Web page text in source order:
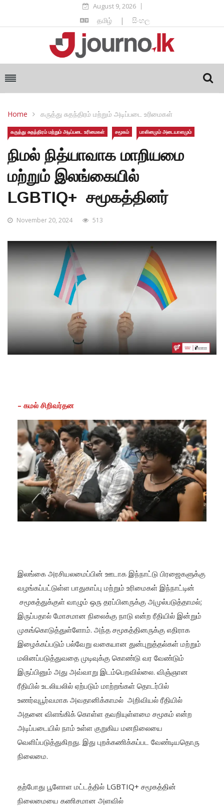
August 9, 2026
தமிழ் | සිංහල
Home கருத்து சுதந்திரம் மற்றும் அடிப்படை உரிமைகள்
கருத்து சுதந்திரம் மற்றும் அடிப்படை உரிமைகள் சமூகம் பாலினமும் அடையாளமும்
நிமல் நித்யாவாக மாறியமை
மற்றும் இலங்கையில்
LGBTIQ+ சமூகத்தினர்
November 20, 2024 513
– கமல் சிறிவர்தன
இலங்கை அரசியலமைப்பின் ஊடாக இந்நாட்டு பிரஜைகளுக்கு
வழங்கப்பட்டுள்ள பாதுகாப்பு மற்றும் உரிமைகள் இந்நாட்டின்
சமூகத்துக்குள் வாழும் ஒரு தரப்பினருக்கு அமுல்படுத்தாமல்;
இருப்பதால் மோசமான நிலைக்கு நாடு என்ற ரீதியில் இன்றும்
முகங்கொடுத்துள்ளோம். அந்த சமூகத்தினருக்கு எதிராக
இழைக்கப்படும் பல்வேறு வகையான துன்புறுத்தல்கள் மற்றும்
மலினப்படுத்துவதை முடிவுக்கு கொண்டு வர வேண்டும்
இருப்பினும் அது அவ்வாறு இடம்பெறவில்லை. விஞ்ஞான
ரீதியில் உடலியலில் ஏற்படும் மாற்றங்கள் தொடர்பில்
உணர்வுபூர்வமாக அவதானிக்காமல் அறிவியல் ரீதியில்
அதனை விளங்கிக் கொள்ள தவறியுள்ளமை சமூகம் என்ற
அடிப்படையில் நாம் உள்ள குறுகிய மனநிலையை
வெளிப்படுத்துகிறது. இது புறக்கணிக்கப்பட வேண்டியதொரு
நிலைமை.
தற்போது பூளோள மட்டத்தில் LGBTIQ+ சமூகத்தின்
நிலைமையை கணிசமான அளவில்